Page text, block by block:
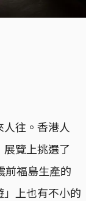
往。香港人
覽上挑選了
前福島生產的
上也有不小的